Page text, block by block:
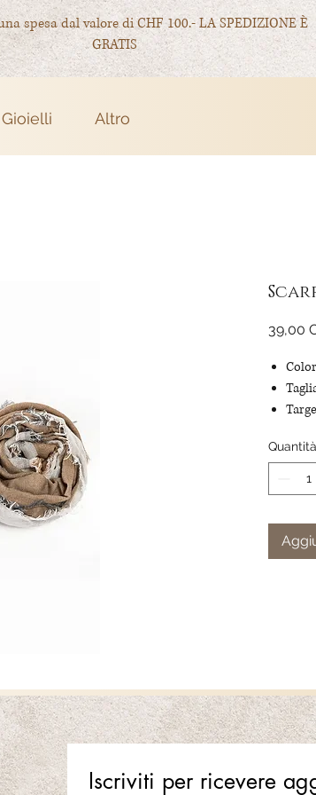
spesa dal valore di CHF 100.- LA SPEDIZIONE È
GRATIS
Gioielli Altro
39,00
Quantità
Iscriviti per ricevere